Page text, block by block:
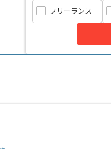
フリーランス